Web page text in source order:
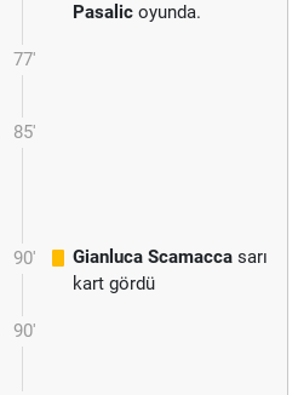
Pasalic oyunda.
77'
85'
90' Gianluca Scamacca sarı
kart gördü
90'